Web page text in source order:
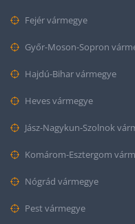
Fejér vármegye
Győr-Moson-Sopron
Hajdú-Bihar vármegye
Heves vármegye
Jász-Nagykun-Szolnok
Komárom-Esztergom
Nógrád vármegye
Pest vármegye